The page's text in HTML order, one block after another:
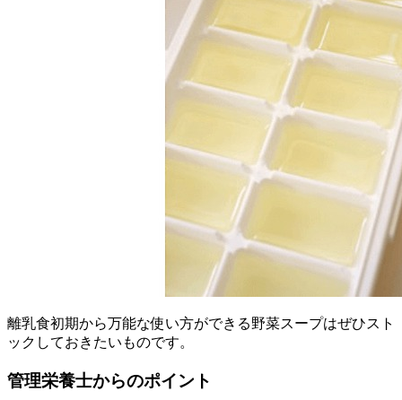
離乳食初期から万能な使い方ができる野菜スープはぜひスト
ックしておきたいものです。
管理栄養士からのポイント